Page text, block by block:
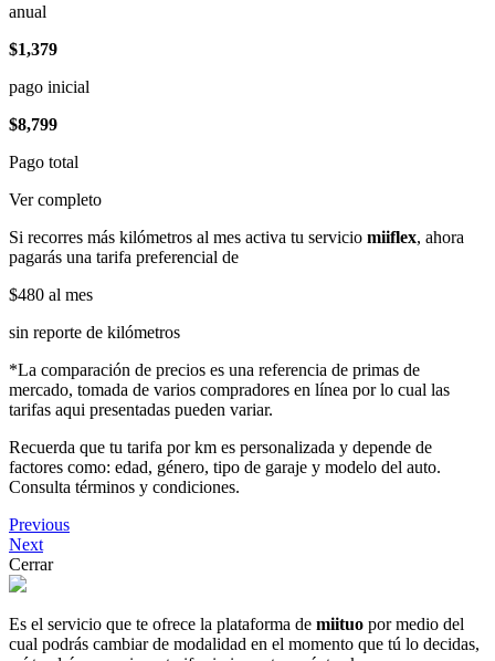
anual
$1,379
pago inicial
$8,799
Pago total
Ver completo
Si recorres más kilómetros al mes activa tu servicio miiflex, ahora
pagarás una tarifa preferencial de
$480 al mes
sin reporte de kilómetros
*La comparación de precios es una referencia de primas de
mercado, tomada de varios compradores en línea por lo cual las
tarifas aqui presentadas pueden variar.
Recuerda que tu tarifa por km es personalizada y depende de
factores como: edad, género, tipo de garaje y modelo del auto.
Consulta términos y condiciones.
Previous
Next
Cerrar
Es el servicio que te ofrece la plataforma de miituo por medio del
cual podrás cambiar de modalidad en el momento que tú lo decidas,